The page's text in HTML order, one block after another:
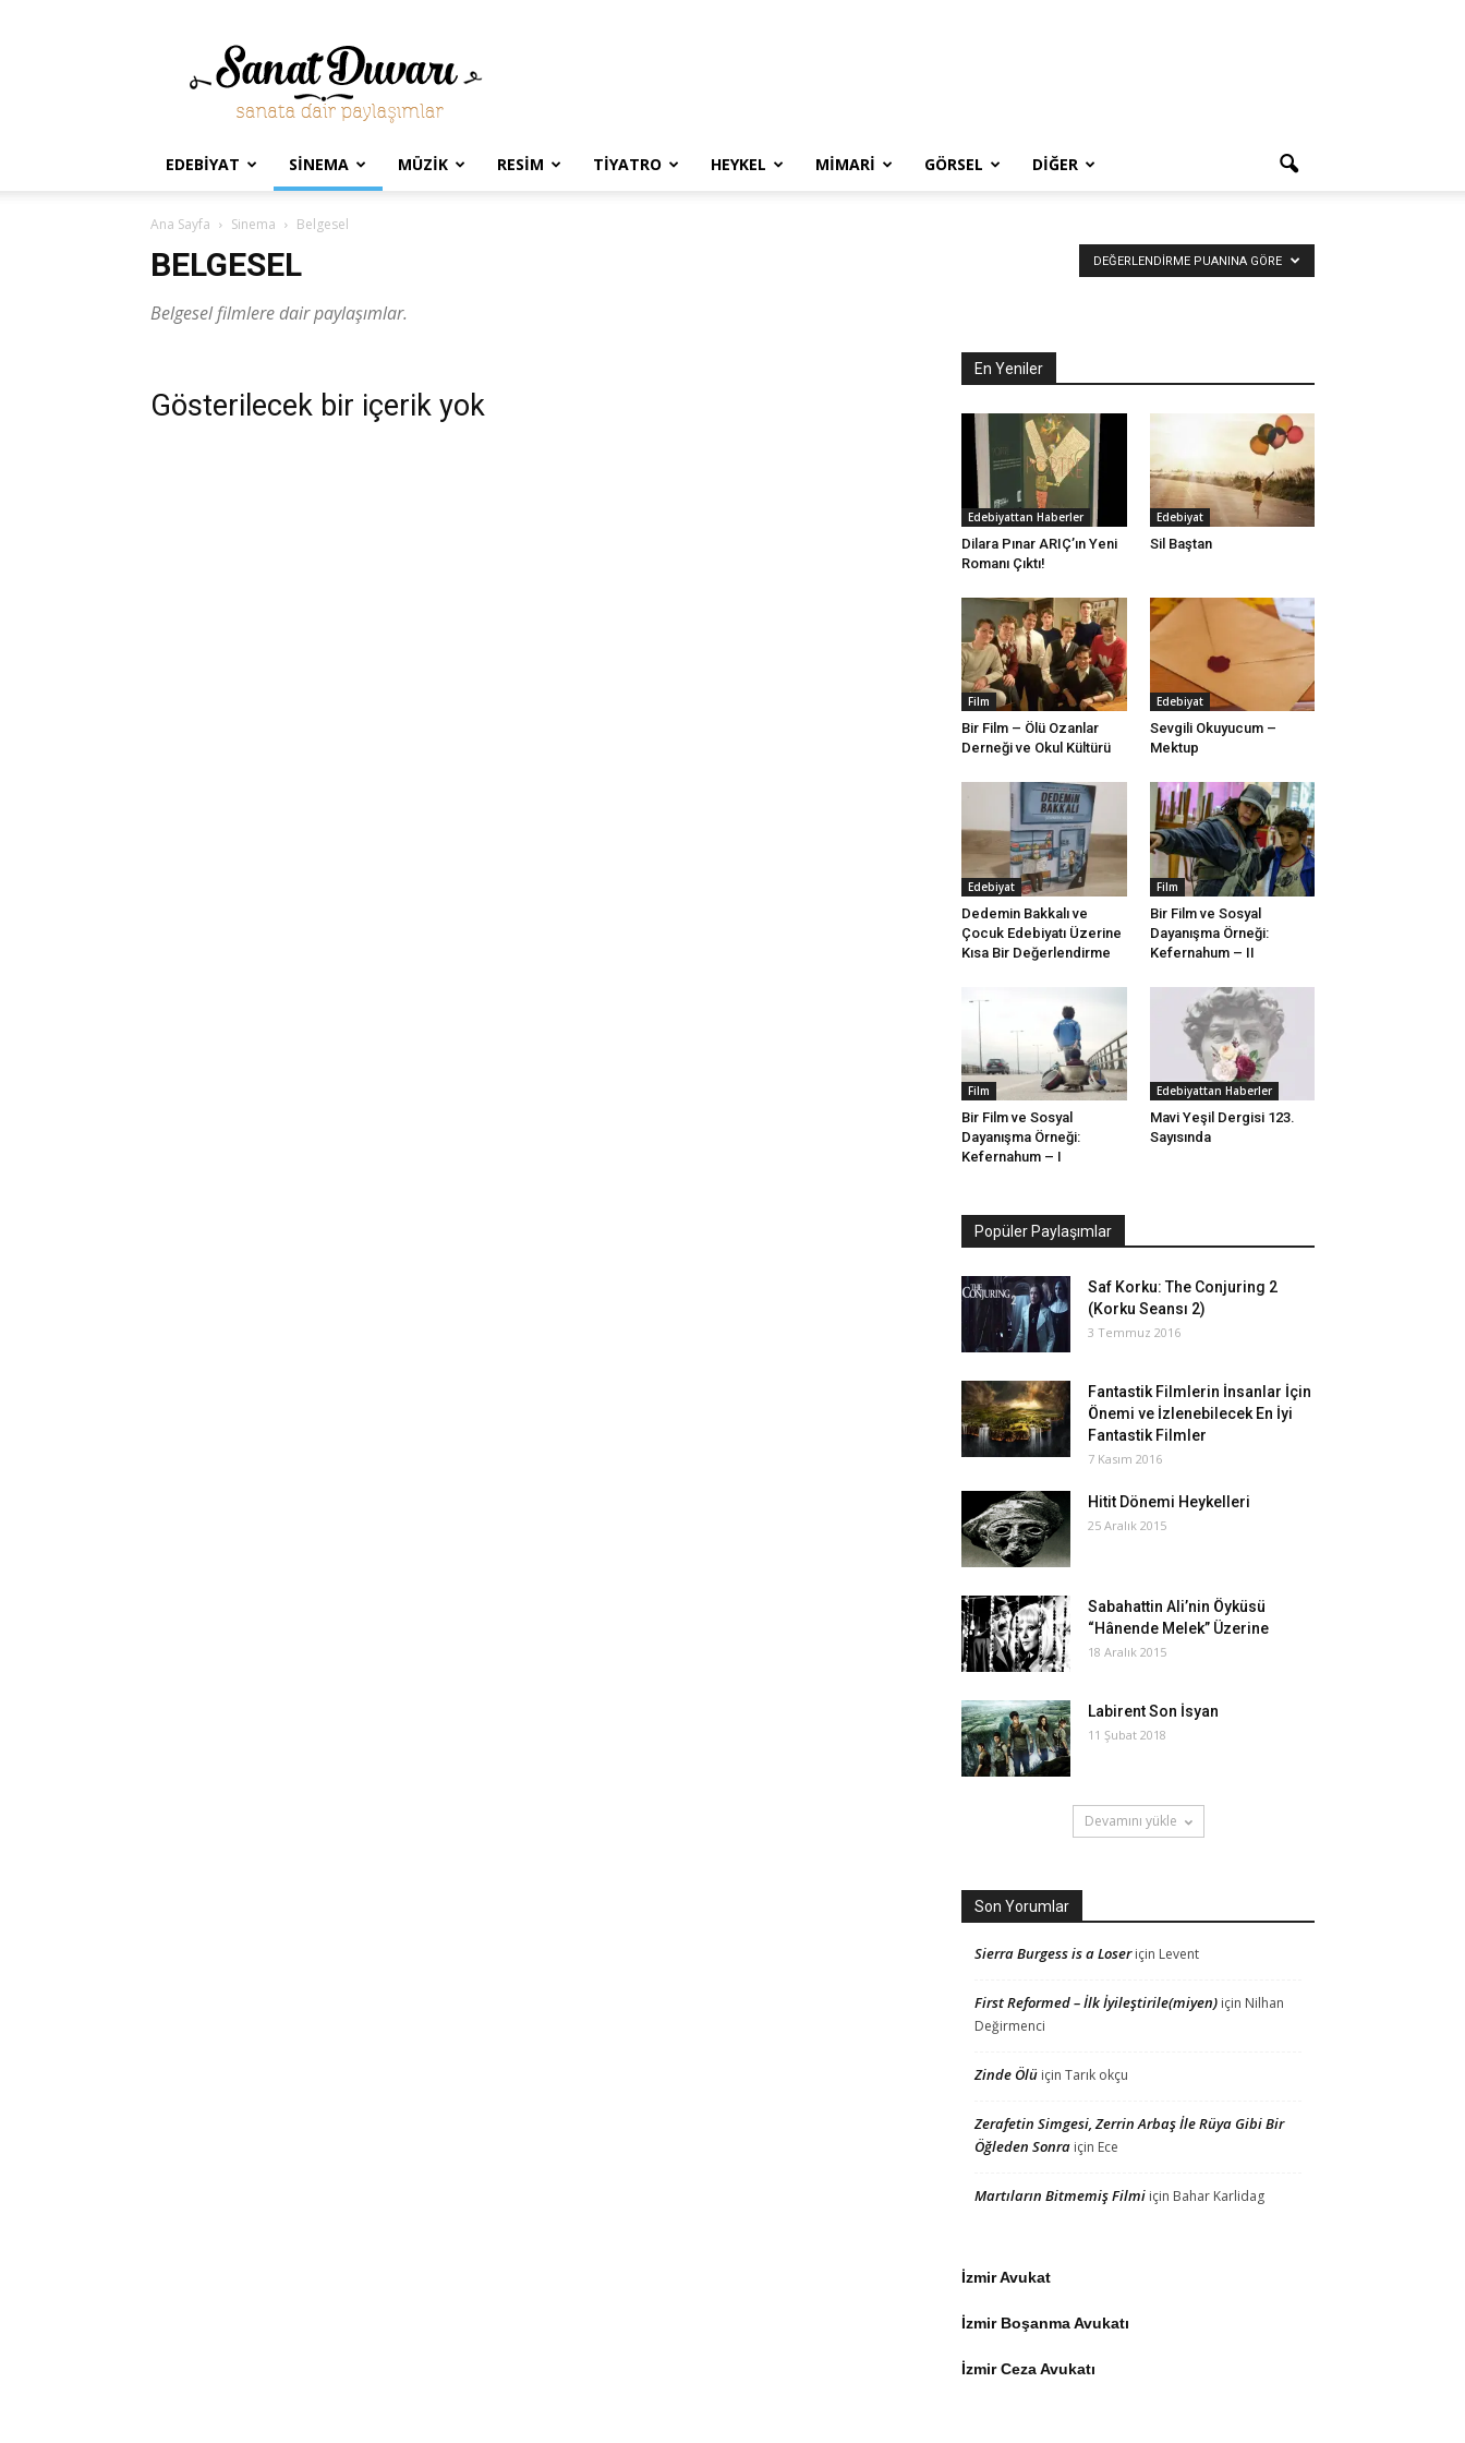
Sanat
Duvarı
EDEBIYAT SINEMA MÜZIK RESIM TIYATRO HEYKEL MIMARI GÖRSEL DIĞER
Ana Sayfa Sinema Belgesel
BELGESEL
Belgesel filmlere dair paylaşımlar.
DEĞERLENDIRME PUANINA GÖRE
Gösterilecek bir içerik yok
En Yeniler
Edebiyattan Haberler
Dilara Pınar ARIÇ’ın Yeni
Romanı Çıktı!
Edebiyat
Sil Baştan
Film
Bir Film – Ölü Ozanlar
Derneği ve Okul Kültürü
Edebiyat
Sevgili Okuyucum –
Mektup
Edebiyat
Dedemin Bakkalı ve
Çocuk Edebiyatı Üzerine
Kısa Bir Değerlendirme
Film
Bir Film ve Sosyal
Dayanışma Örneği:
Kefernahum – II
Film
Bir Film ve Sosyal
Dayanışma Örneği:
Kefernahum – I
Edebiyattan Haberler
Mavi Yeşil Dergisi 123.
Sayısında
Popüler Paylaşımlar
Saf Korku: The Conjuring 2
(Korku Seansı 2)
3 Temmuz 2016
Fantastik Filmlerin İnsanlar İçin
Önemi ve İzlenebilecek En İyi
Fantastik Filmler
7 Kasım 2016
Hitit Dönemi Heykelleri
25 Aralık 2015
Sabahattin Ali’nin Öyküsü
“Hânende Melek” Üzerine
18 Aralık 2015
Labirent Son İsyan
11 Şubat 2018
Devamını yükle
Son Yorumlar
Sierra Burgess is a Loseriçin Levent
First Reformed – İlk İyileştirile(miyen) için Nilhan
Değirmenci
Zinde Ölü için Tarık okçu
Zerafetin Simgesi, Zerrin Arbaş İle Rüya Gibi Bir
Öğleden Sonra için Ece
Martıların Bitmemiş Filmi için Bahar Karlidag
İzmir Avukat
İzmir Boşanma Avukatı
İzmir Ceza Avukatı